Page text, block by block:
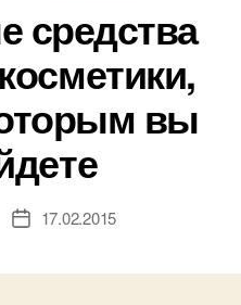
средства
вы
Дата17.02.2015